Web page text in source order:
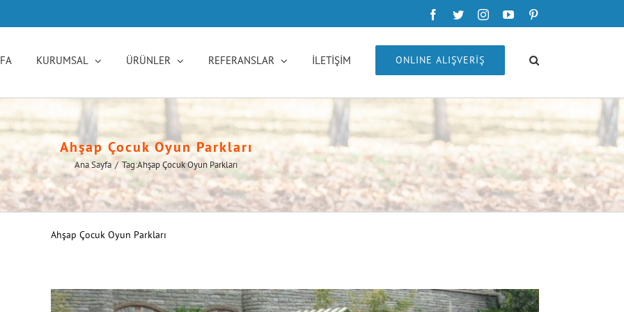
Facebook
TwitterInstagramYouTube
KURUMSAL ÜRÜNLER REFERANSLAR İLETİŞİM ONLINE ALIŞVERİŞ
Ahşap Çocuk Oyun Parkları
Ana Sayfa / Tag:Ahşap Çocuk Oyun Parkları
Ahşap Çocuk Oyun Parkları